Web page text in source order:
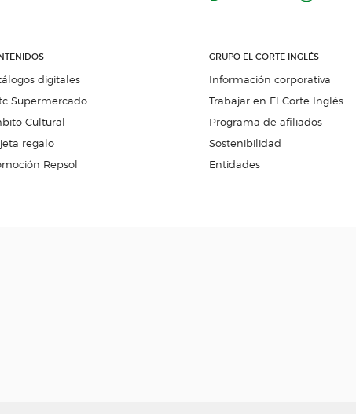
digitales
Supermercado
Cultural
regalo
Repsol
GRUPO EL CORTE INGLÉS
Información corporativa
Trabajar en El Corte Inglés
Programa de afiliados
Sostenibilidad
Entidades